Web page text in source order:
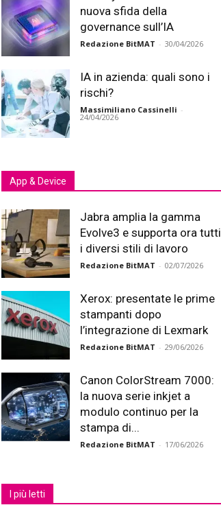
nuova sfida della
governance sull’IA
Redazione BitMAT - 30/04/2026
IA in azienda: quali sono i
rischi?
Massimiliano Cassinelli -
24/04/2026
App & Device
Jabra amplia la gamma
Evolve3 e supporta ora tutti
i diversi stili di lavoro
Redazione BitMAT - 02/07/2026
Xerox: presentate le prime
stampanti dopo
l’integrazione di Lexmark
Redazione BitMAT - 29/06/2026
Canon ColorStream 7000:
la nuova serie inkjet a
modulo continuo per la
stampa di...
Redazione BitMAT - 17/06/2026
I più letti